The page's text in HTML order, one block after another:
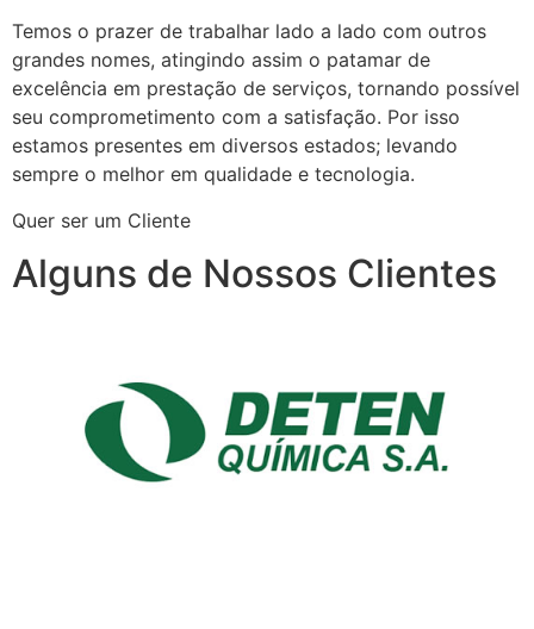
Temos o prazer de trabalhar lado a lado com outros
grandes nomes, atingindo assim o patamar de
excelência em prestação de serviços, tornando possível
seu comprometimento com a satisfação. Por isso
estamos presentes em diversos estados; levando
sempre o melhor em qualidade e tecnologia.
Quer ser um Cliente
Alguns de Nossos Clientes